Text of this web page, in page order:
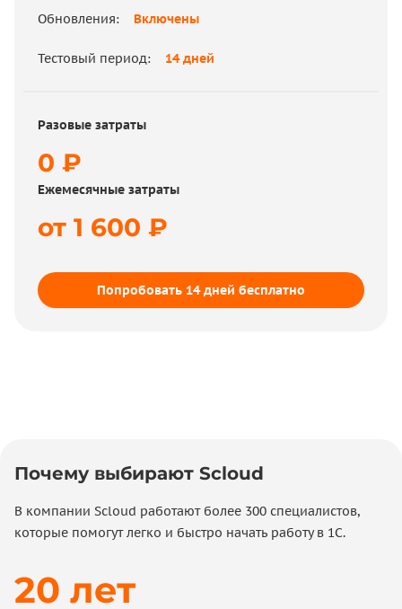
Обновления: Включены
Тестовый период: 14 дней
Разовые затраты
0 ₽
Ежемесячные затраты
от 1 600 ₽
Попробовать 14 дней бесплатно
Тестовый период:
Разовые затраты
32 200 ₽
5 700 ₽
Почему выбирают Scloud
В компании Scloud работают более 300 специалистов,
которые помогут легко и быстро начать работу в 1С.
20 лет